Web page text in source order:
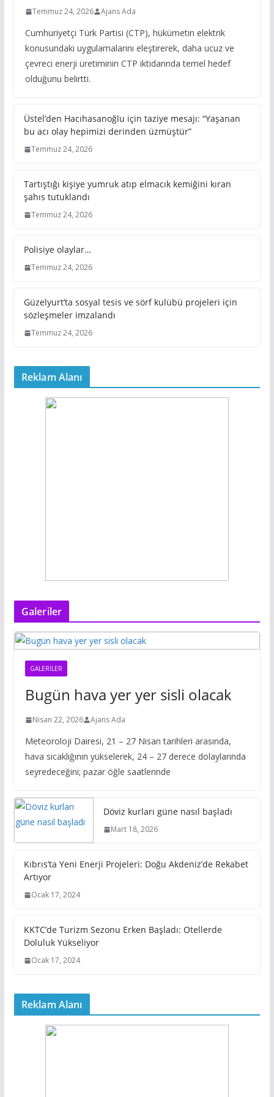
Temmuz 24, 2026 Ajans Ada
Cumhuriyetçi Türk Partisi (CTP), hükümetin elektrik
konusundaki uygulamalarını eleştirerek, daha ucuz ve
çevreci enerji üretiminin CTP iktidarında temel hedef
olduğunu belirtti.
Üstel’den Hacıhasanoğlu için taziye mesajı: “Yaşanan
bu acı olay hepimizi derinden üzmüştür”
Temmuz 24, 2026
Tartıştığı kişiye yumruk atıp elmacık kemiğini kıran
şahıs tutuklandı
Temmuz 24, 2026
Polisiye olaylar…
Temmuz 24, 2026
Güzelyurt’ta sosyal tesis ve sörf kulübü projeleri için
sözleşmeler imzalandı
Temmuz 24, 2026
Reklam Alanı
Galeriler
GALERILER
Bugün hava yer yer sisli olacak
Nisan 22, 2026 Ajans Ada
Meteoroloji Dairesi, 21 – 27 Nisan tarihleri arasında,
hava sıcaklığının yükselerek, 24 – 27 derece dolaylarında
seyredeceğini; pazar öğle saatlerinde
Döviz kurları güne nasıl başladı
Mart 18, 2026
Kıbrıs’ta Yeni Enerji Projeleri: Doğu Akdeniz’de Rekabet
Artıyor
Ocak 17, 2024
KKTC’de Turizm Sezonu Erken Başladı: Otellerde
Doluluk Yükseliyor
Ocak 17, 2024
Reklam Alanı